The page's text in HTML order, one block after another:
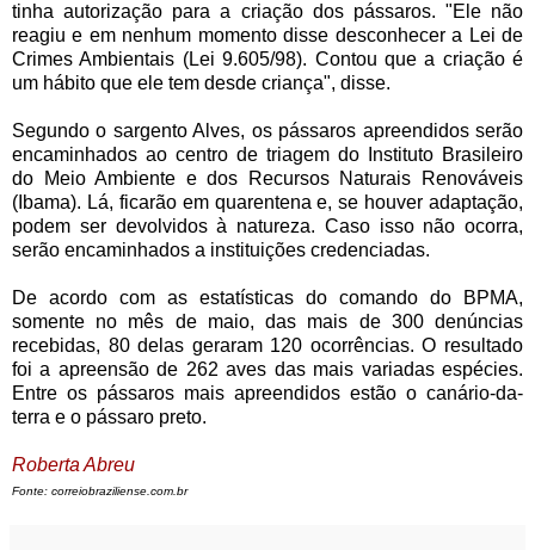
tinha autorização para a criação dos pássaros. "Ele não
reagiu e em nenhum momento disse desconhecer a Lei de
Crimes Ambientais (Lei 9.605/98). Contou que a criação é
um hábito que ele tem desde criança", disse.
Segundo o sargento Alves, os pássaros apreendidos serão
encaminhados ao centro de triagem do Instituto Brasileiro
do Meio Ambiente e dos Recursos Naturais Renováveis
(Ibama). Lá, ficarão em quarentena e, se houver adaptação,
podem ser devolvidos à natureza. Caso isso não ocorra,
serão encaminhados a instituições credenciadas.
De acordo com as estatísticas do comando do BPMA,
somente no mês de maio, das mais de 300 denúncias
recebidas, 80 delas geraram 120 ocorrências. O resultado
foi a apreensão de 262 aves das mais variadas espécies.
Entre os pássaros mais apreendidos estão o canário-da-
terra e o pássaro preto.
Roberta Abreu
Fonte: correiobraziliense.com.br